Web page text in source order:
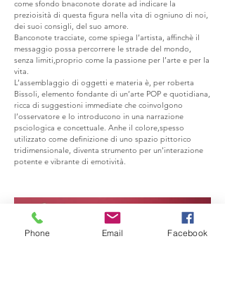
come sfondo bnaconote dorate ad indicare la
prezioisità di questa figura nella vita di ogniuno di noi,
dei suoi consigli, del suo amore.
Banconote tracciate, come spiega l’artista, affinchè il
messaggio possa percorrere le strade del mondo,
senza limiti,proprio come la passione per l’arte e per la
vita.
L’assemblaggio di oggetti e materia è, per roberta
Bissoli, elemento fondante di un’arte POP e quotidiana,
ricca di suggestioni immediate che coinvolgono
l’osservatore e lo introducono in una narrazione
psciologica e concettuale. Anhe il colore,spesso
utilizzato come definizione di uno spazio pittorico
tridimensionale, diventa strumento per un’interazione
potente e vibrante di emotività.
Phone Email Facebook